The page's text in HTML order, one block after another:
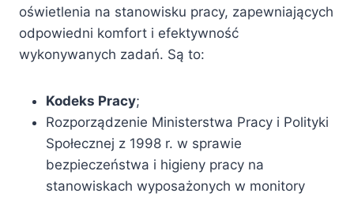
oświetlenia na stanowisku pracy, zapewniających
odpowiedni komfort i efektywność
wykonywanych zadań. Są to:
Kodeks Pracy;
Rozporządzenie Ministerstwa Pracy i Polityki
Społecznej z 1998 r. w sprawie
bezpieczeństwa i higieny pracy na
stanowiskach wyposażonych w monitory